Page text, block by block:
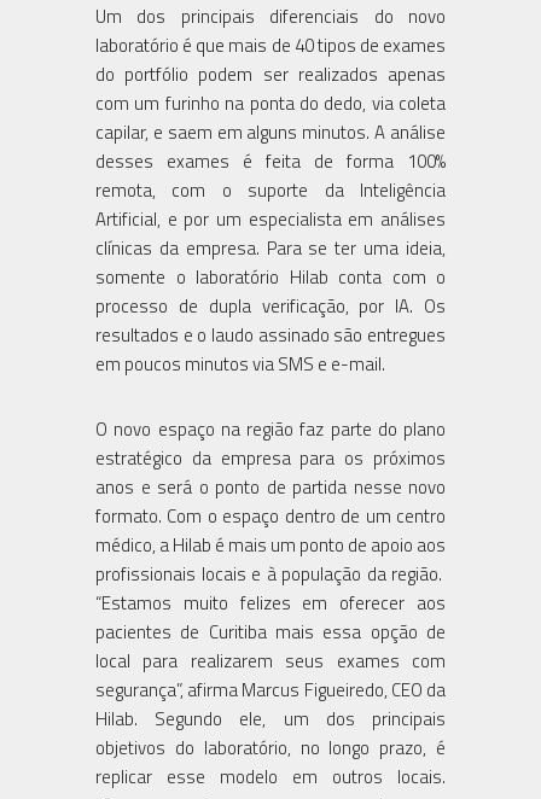
Um dos principais diferenciais do novo
laboratório é que mais de 40 tipos de exames
do portfólio podem ser realizados apenas
com um furinho na ponta do dedo, via coleta
capilar, e saem em alguns minutos. A análise
desses exames é feita de forma 100%
remota, com o suporte da Inteligência
Artificial, e por um especialista em análises
clínicas da empresa. Para se ter uma ideia,
somente o laboratório Hilab conta com o
processo de dupla verificação, por IA. Os
resultados e o laudo assinado são entregues
em poucos minutos via SMS e e-mail.
O novo espaço na região faz parte do plano
estratégico da empresa para os próximos
anos e será o ponto de partida nesse novo
formato. Com o espaço dentro de um centro
médico, a Hilab é mais um ponto de apoio aos
profissionais locais e à população da região.
“Estamos muito felizes em oferecer aos
pacientes de Curitiba mais essa opção de
local para realizarem seus exames com
segurança”, afirma Marcus Figueiredo, CEO da
Hilab. Segundo ele, um dos principais
objetivos do laboratório, no longo prazo, é
replicar esse modelo em outros locais.